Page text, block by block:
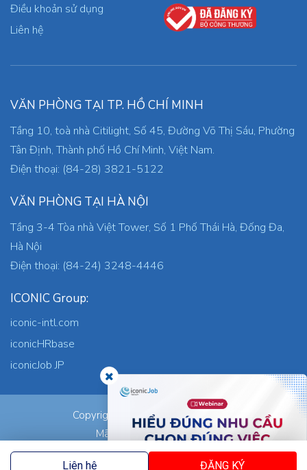
Liên hệ ĐĂNG KÝ
Điều khoản sử dụng
Liên hệ
VĂN PHÒNG TẠI TP. HỒ CHÍ MINH
Tầng 10, toà nhà Citilight, Số 45, Đường Võ Thị Sáu, Phường
Tân Định, Thành phố Hồ Chí Minh, Việt Nam.
Điện thoại: (84-28) 3821-5122
VĂN PHÒNG TẠI HÀ NỘI
Tầng 3-4 Tòa nhà Việt Tower, Số 1 Phố Thái Hà, Đống Đa,
Hà Nội
Điện thoại: (84-24) 3248-4446
ICONIC Group:
iconic-intl.com
iconicHRbase
iconicJob JP
Copyright © 2026 ICONIC Co., Ltd.
Mã số thuế: 0305745871
Nơi cấp: TP.HCM